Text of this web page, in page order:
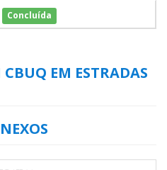
Concluída
EM ESTRADAS